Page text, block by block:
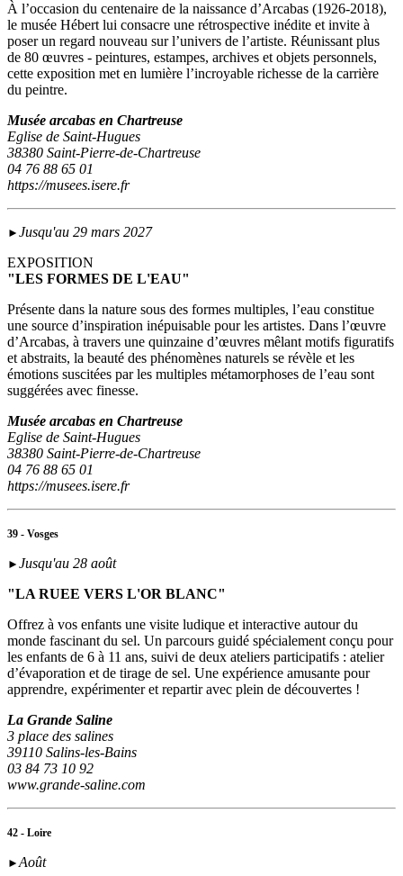
À l’occasion du centenaire de la naissance d’Arcabas (1926-2018),
le musée Hébert lui consacre une rétrospective inédite et invite à
poser un regard nouveau sur l’univers de l’artiste. Réunissant plus
de 80 œuvres - peintures, estampes, archives et objets personnels,
cette exposition met en lumière l’incroyable richesse de la carrière
du peintre.
Musée arcabas en Chartreuse
Eglise de Saint-Hugues
38380 Saint-Pierre-de-Chartreuse
04 76 88 65 01
https://musees.isere.fr
► Jusqu'au 29 mars 2027
EXPOSITION
"LES FORMES DE L'EAU"
Présente dans la nature sous des formes multiples, l’eau constitue
une source d’inspiration inépuisable pour les artistes. Dans l’œuvre
d’Arcabas, à travers une quinzaine d’œuvres mêlant motifs figuratifs
et abstraits, la beauté des phénomènes naturels se révèle et les
émotions suscitées par les multiples métamorphoses de l’eau sont
suggérées avec finesse.
Musée arcabas en Chartreuse
Eglise de Saint-Hugues
38380 Saint-Pierre-de-Chartreuse
04 76 88 65 01
https://musees.isere.fr
39 - Vosges
► Jusqu'au 28 août
"LA RUEE VERS L'OR BLANC"
Offrez à vos enfants une visite ludique et interactive autour du
monde fascinant du sel. Un parcours guidé spécialement conçu pour
les enfants de 6 à 11 ans, suivi de deux ateliers participatifs : atelier
d’évaporation et de tirage de sel. Une expérience amusante pour
apprendre, expérimenter et repartir avec plein de découvertes !
La Grande Saline
3 place des salines
39110 Salins-les-Bains
03 84 73 10 92
www.grande-saline.com
42 - Loire
►Août